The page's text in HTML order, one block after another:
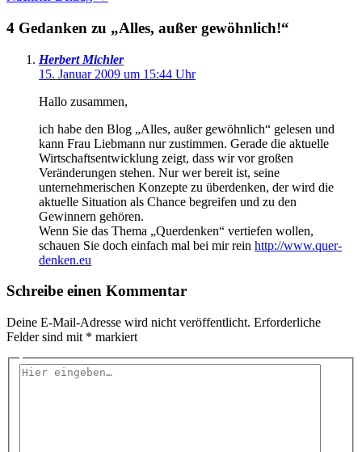
4 Gedanken zu „Alles, außer gewöhnlich!“
Herbert Michler
15. Januar 2009 um 15:44 Uhr
Hallo zusammen,
ich habe den Blog „Alles, außer gewöhnlich“ gelesen und
kann Frau Liebmann nur zustimmen. Gerade die aktuelle
Wirtschaftsentwicklung zeigt, dass wir vor großen
Veränderungen stehen. Nur wer bereit ist, seine
unternehmerischen Konzepte zu überdenken, der wird die
aktuelle Situation als Chance begreifen und zu den
Gewinnern gehören.
Wenn Sie das Thema „Querdenken“ vertiefen wollen,
schauen Sie doch einfach mal bei mir rein http://www.quer-
denken.eu
Schreibe einen Kommentar
Deine E-Mail-Adresse wird nicht veröffentlicht. Erforderliche
Felder sind mit * markiert
Hier